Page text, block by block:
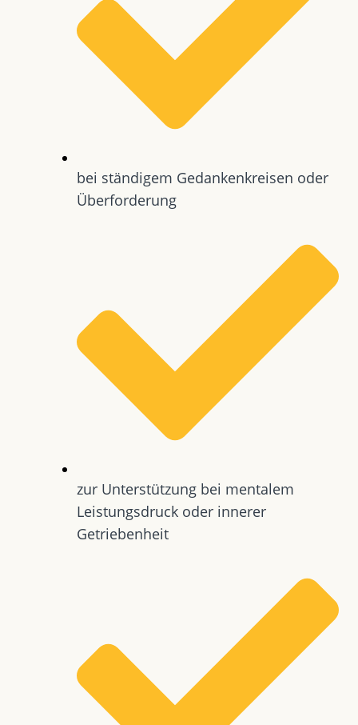
bei ständigem Gedankenkreisen oder
Überforderung
zur Unterstützung bei mentalem
Leistungsdruck oder innerer
Getriebenheit